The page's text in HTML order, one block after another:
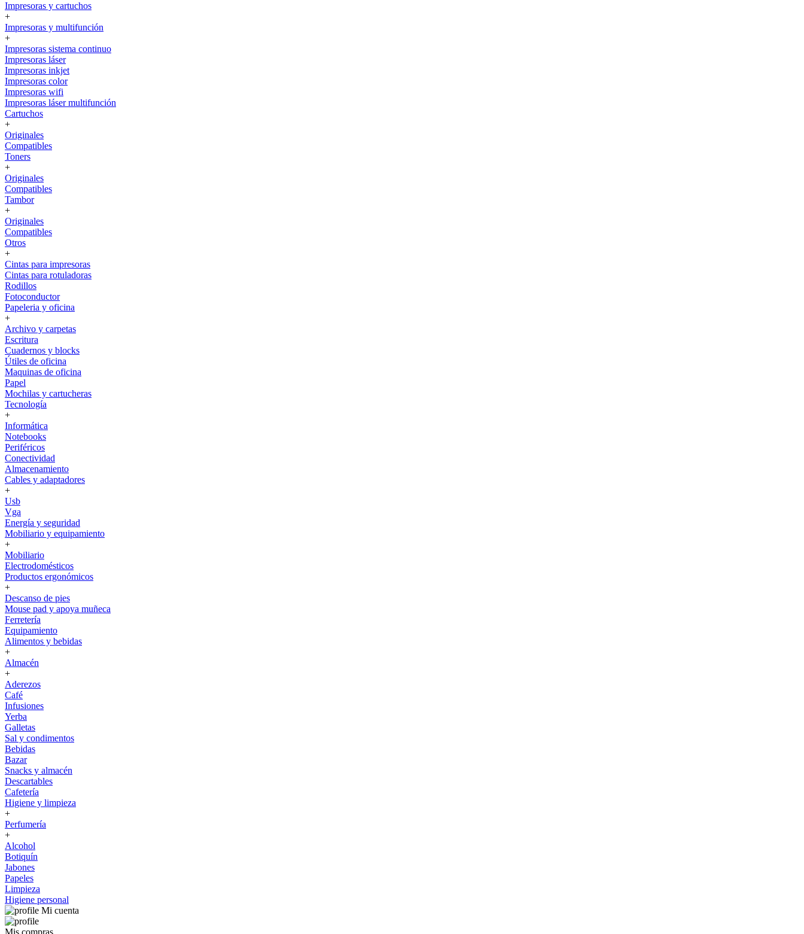
Impresoras y cartuchos
+
Impresoras y multifunción
+
Impresoras sistema continuo
Impresoras láser
Impresoras inkjet
Impresoras color
Impresoras wifi
Impresoras láser multifunción
Cartuchos
+
Originales
Compatibles
Toners
+
Originales
Compatibles
Tambor
+
Originales
Compatibles
Otros
+
Cintas para impresoras
Cintas para rotuladoras
Rodillos
Fotoconductor
Papeleria y oficina
+
Archivo y carpetas
Escritura
Cuadernos y blocks
Útiles de oficina
Maquinas de oficina
Papel
Mochilas y cartucheras
Tecnología
+
Informática
Notebooks
Periféricos
Conectividad
Almacenamiento
Cables y adaptadores
+
Usb
Vga
Energía y seguridad
Mobiliario y equipamiento
+
Mobiliario
Electrodomésticos
Productos ergonómicos
+
Descanso de pies
Mouse pad y apoya muñeca
Ferretería
Equipamiento
Alimentos y bebidas
+
Almacén
+
Aderezos
Café
Infusiones
Yerba
Galletas
Sal y condimentos
Bebidas
Bazar
Snacks y almacén
Descartables
Cafetería
Higiene y limpieza
+
Perfumería
+
Alcohol
Botiquín
Jabones
Papeles
Limpieza
Higiene personal
Mi cuenta
Mis compras